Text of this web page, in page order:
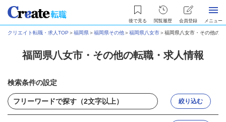
後で見る 閲覧履歴 会員登録 メニュー
クリエイト転職・求人TOP ＞福岡県＞福岡県その他＞福岡県八女市＞福岡県八女市・その他の
福岡県八女市・その他の転職・求人情報
検索条件の設定
絞り込む